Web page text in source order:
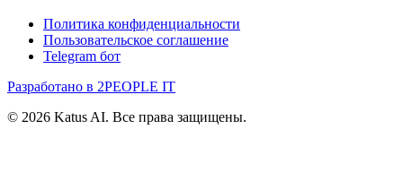
Политика конфиденциальности
Пользовательское соглашение
Telegram бот
Разработано в 2PEOPLE IT
© 2026 Katus AI. Все права защищены.